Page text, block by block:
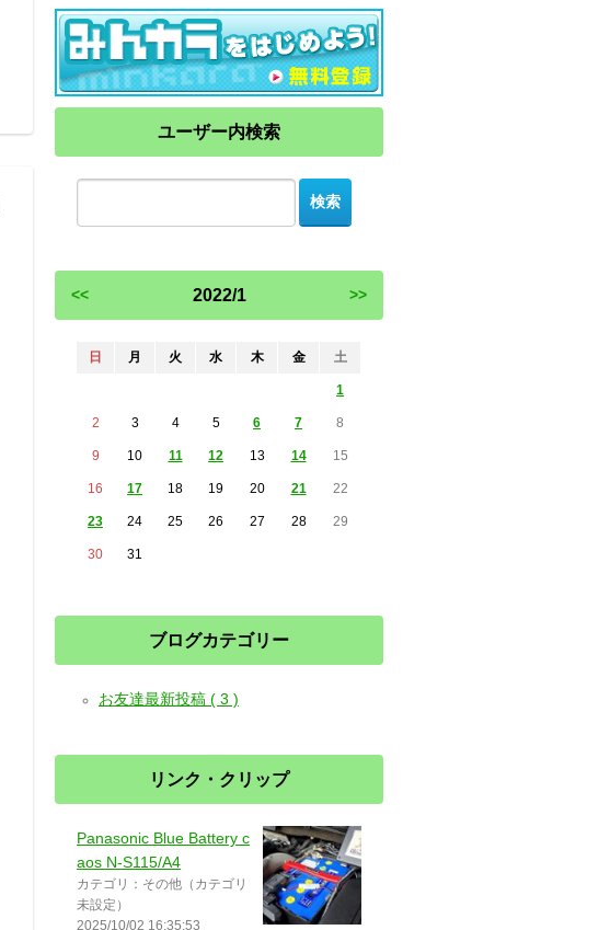
ユーザー内検索
<< 2022/1 >>
日 月 火 水 木 金 土
1
2 3 4 5 6 7 8
9 10 11 12 13 14 15
16 17 18 19 20 21 22
23 24 25 26 27 28 29
30 31
ブログカテゴリー
お友達最新投稿 ( 3 )
リンク・クリップ
Panasonic Blue Battery c
aos N-S115/A4
カテゴリ：その他（カテゴリ
未設定）
2025/10/02 16:35:53